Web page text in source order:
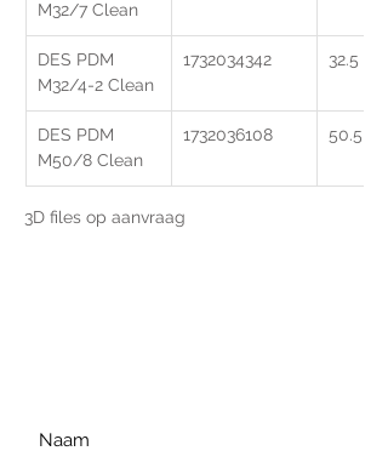
M32/7 Clean
DES PDM
M32/4-2 Clean
1732034342 32.5
DES PDM
M50/8 Clean
1732036108 50.5
3D files op aanvraag